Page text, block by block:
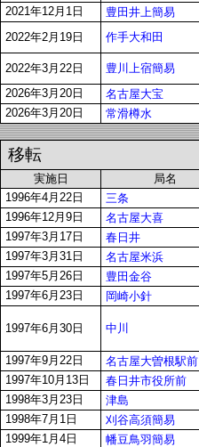
2021年12月1日
豊田井上簡易
2022年2月19日
作手大和田
2022年3月22日 豊川上宿簡易
2026年3月20日
名古屋大宝
2026年3月20日
常滑樽水
移転
実施日 局名
1996年4月22日
三条
1996年12月9日
名古屋大喜
1997年3月17日
春日井
1997年3月31日
名古屋米浜
1997年5月26日
豊田金谷
1997年6月23日
岡崎小針
1997年6月30日 中川
1997年9月22日 名古屋大曽根駅前
1997年10月13日
春日井市役所前
1998年3月23日
津島
1998年7月1日
刈谷高須簡易
1999年1月4日
幡豆鳥羽簡易